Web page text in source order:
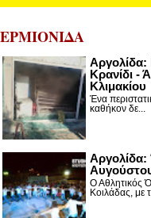
ΕΡΜΙΟΝΙΔΑ
Αργολίδα:
Κρανίδι -
Κλιμακίου
Ένα
καθήκον δε...
Αργολίδα:
Ο Αθλητικός
Κοιλάδας, με